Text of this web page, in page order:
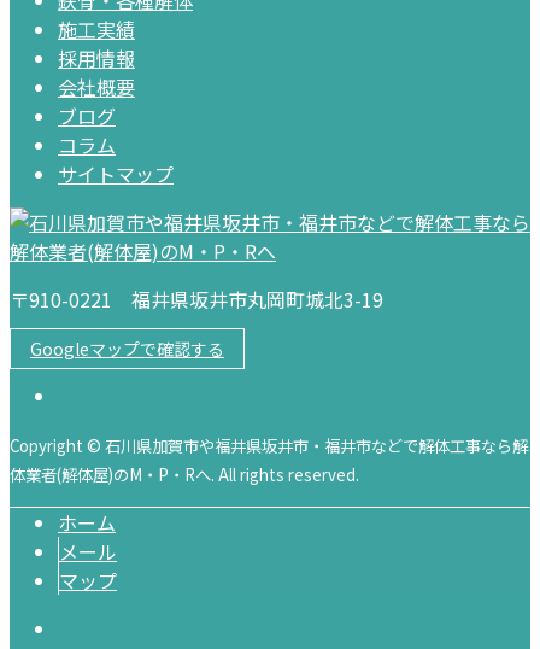
施工実績
採用情報
会社概要
ブログ
コラム
サイトマップ
〒910-0221 福井県坂井市丸岡町城北3-19
Googleマップで確認する
Copyright © 石川県加賀市や福井県坂井市・福井市などで解体工事なら解
体業者(解体屋)のM・P・Rへ. All rights reserved.
ホーム
メール
マップ